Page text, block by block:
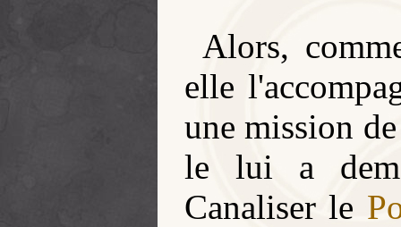
Alors,
elle
une mission
le lui a
Canaliser le